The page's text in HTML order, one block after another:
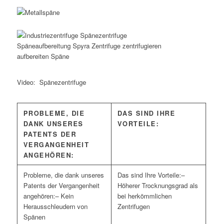
Video: Spänezentrifuge
PROBLEME, DIE
DANK UNSERES
PATENTS DER
VERGANGENHEIT
ANGEHÖREN:
DAS SIND IHRE
VORTEILE:
– Kein
Herausschleudern von
Spänen
–
Höherer Trocknungsgrad als
bei herkömmlichen
Zentrifugen